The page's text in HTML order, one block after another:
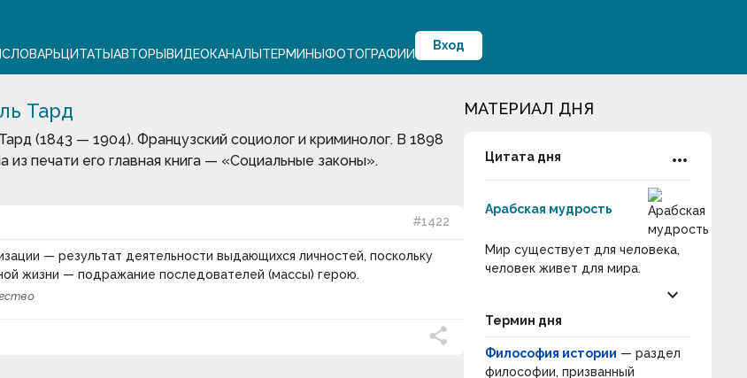
СЛОВАРЬЦИТАТЫАВТОРЫВИДЕОКАНАЛЫТЕРМИНЫФОТОГРАФИИ
Вход
Тард
(1843 — 1904). Французский социолог и криминолог. В 1898
из печати его главная книга — «Социальные законы».
#1422
— результат деятельности выдающихся личностей, поскольку
жизни — подражание последователей (массы) герою.
МАТЕРИАЛ ДНЯ
Цитата дня more_horiz
Арабская мудрость
Мир существует для человека,
человек живет для мира.
keyboard_arrow_down
Термин дня
Философия истории — раздел
философии, призванный